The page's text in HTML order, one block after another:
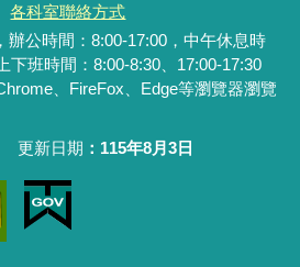
各科室聯絡方式
辦公時間：8:00-17:00，中午休息時
下班時間：8:00-8:30、17:00-17:30
、FireFox、Edge等瀏覽器瀏覽
更新日期 115年8月3日